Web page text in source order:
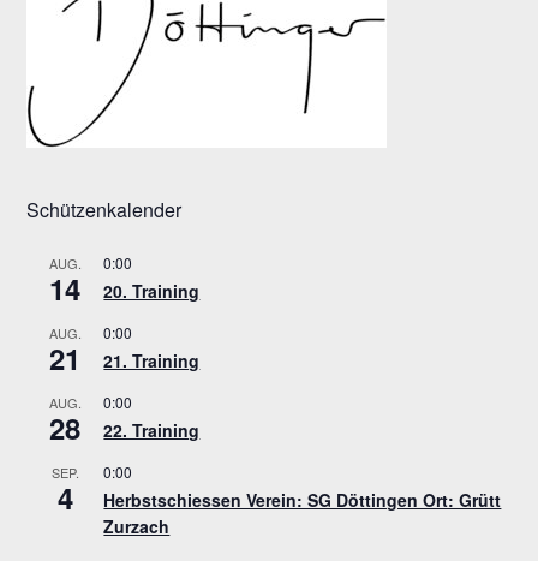
Schützenkalender
AUG.
14
0:00
20. Training
AUG.
21
0:00
21. Training
AUG.
28
0:00
22. Training
SEP.
4
0:00
Herbstschiessen Verein: SG Döttingen Ort: Grütt
Zurzach